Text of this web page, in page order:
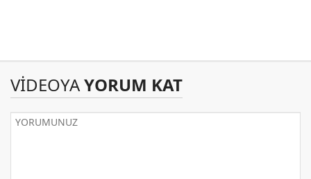
VİDEOYAYORUM KAT